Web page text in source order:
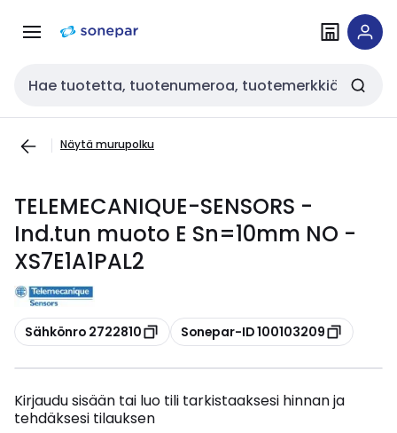
navigointiinsisältöön
Haku
Näytä murupolku
TELEMECANIQUE-SENSORS -
Ind.tun muoto E Sn=10mm NO -
XS7E1A1PAL2
Kopioi
Sähkönro 2722810 Kopioi
Sonepar-ID 100103209
Kirjaudu sisään tai luo tili tarkistaaksesi hinnan ja
tehdäksesi tilauksen